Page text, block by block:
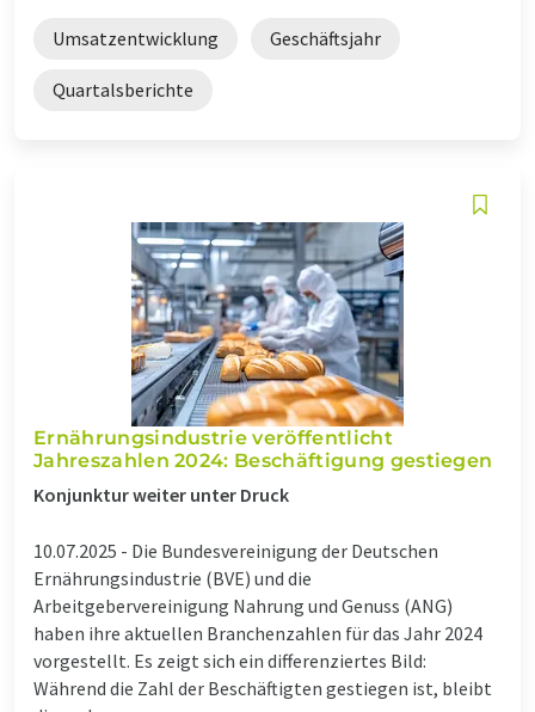
Umsatzentwicklung Geschäftsjahr
Quartalsberichte
Ernährungsindustrie veröffentlicht
Jahreszahlen 2024: Beschäftigung gestiegen
Konjunktur weiter unter Druck
10.07.2025 - Die Bundesvereinigung der Deutschen
Ernährungsindustrie (BVE) und die
Arbeitgebervereinigung Nahrung und Genuss (ANG)
haben ihre aktuellen Branchenzahlen für das Jahr 2024
vorgestellt. Es zeigt sich ein differenziertes Bild:
Während die Zahl der Beschäftigten gestiegen ist, bleibt